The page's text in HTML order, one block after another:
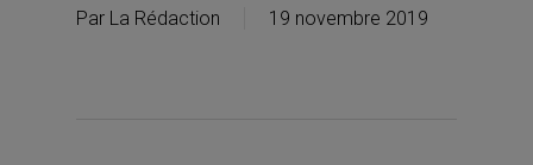
Par La Rédaction 19 novembre 2019